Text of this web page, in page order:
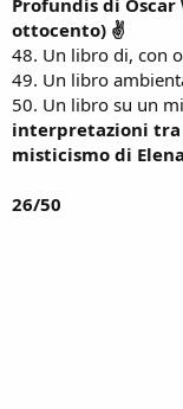
Profundis di
ottocento) ✌
48. Un libro di, con
49. Un libro
50. Un libro su un
interpretazioni
misticismo di
26/50